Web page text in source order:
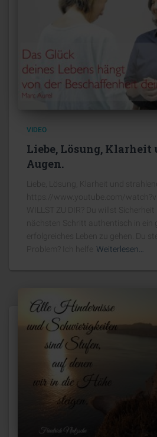
VIDEO
Liebe, Lösung,
Augen.
Liebe, Lösung, Klarheit und
https://www.youtube.com/
WILLST ZU DIR? Du willst
nächsten Schritt authentisch in ein
erfolgreiches Leben zu gehen. Du
Problem? Ich helfe
Weiterlesen…